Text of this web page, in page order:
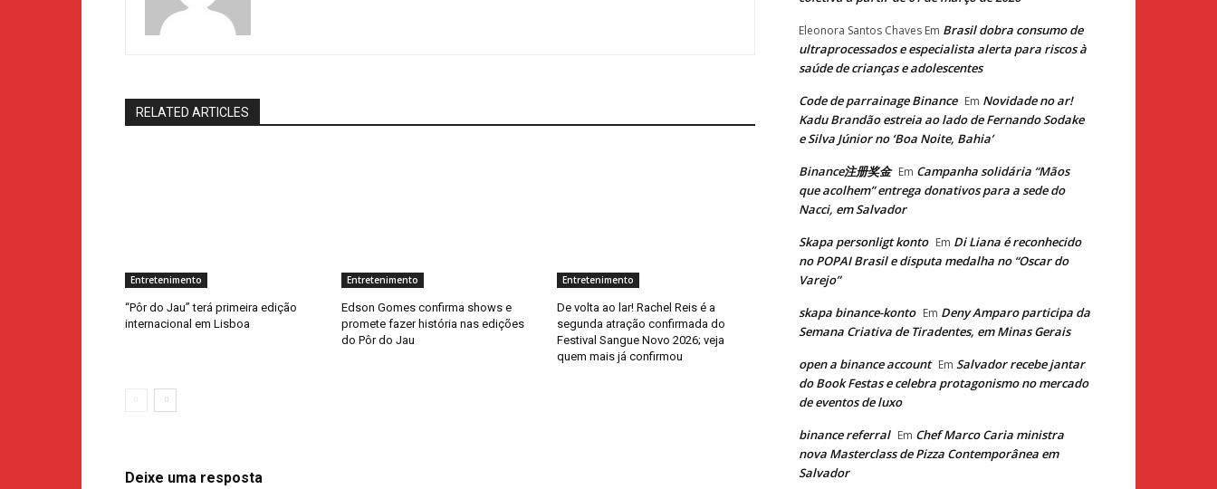
RELATED ARTICLES
Entretenimento
“Pôr do Jau” terá primeira edição
internacional em Lisboa
Entretenimento
Edson Gomes confirma shows e
promete fazer história nas edições
do Pôr do Jau
Entretenimento
De volta ao lar! Rachel Reis é a
segunda atração confirmada do
Festival Sangue Novo 2026; veja
quem mais já confirmou
Deixe uma resposta
Eleonora Santos Chaves Em Brasil dobra consumo de
ultraprocessados e especialista alerta para riscos à
saúde de crianças e adolescentes
Code de parrainage Binance Em Novidade no ar!
Kadu Brandão estreia ao lado de Fernando Sodake
e Silva Júnior no ‘Boa Noite, Bahia’
Binance注册奖金 Em Campanha solidária “Mãos
que acolhem” entrega donativos para a sede do
Nacci, em Salvador
Skapa personligt konto Em Di Liana é reconhecido
no POPAI Brasil e disputa medalha no “Oscar do
Varejo”
skapa binance-konto Em Deny Amparo participa da
Semana Criativa de Tiradentes, em Minas Gerais
open a binance account Em Salvador recebe jantar
do Book Festas e celebra protagonismo no mercado
de eventos de luxo
binance referral Em Chef Marco Caria ministra
nova Masterclass de Pizza Contemporânea em
Salvador